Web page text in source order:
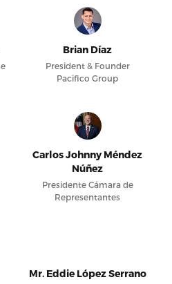
Brian Díaz
President & Founder
Pacifico Group
Carlos Johnny Méndez
Núñez
Presidente Cámara de
Representantes
Mr. Eddie López Serrano